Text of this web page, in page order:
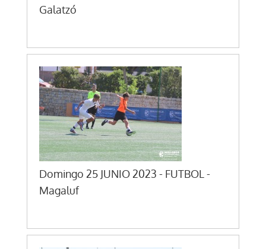
Galatzó
Domingo 25 JUNIO 2023 - FUTBOL -
Magaluf